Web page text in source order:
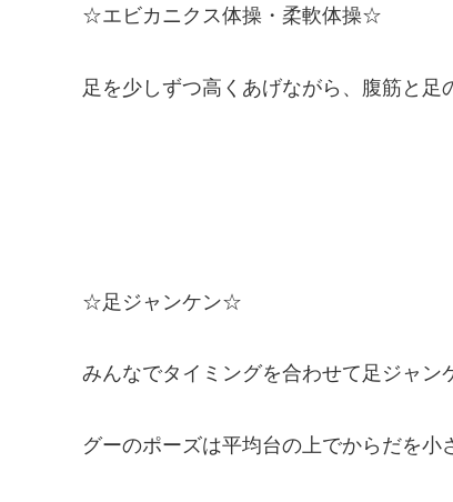
☆エビカニクス体操・柔軟体操☆
足を少しずつ高くあげながら、腹筋と足
☆足ジャンケン☆
みんなでタイミングを合わせて足ジャン
グーのポーズは平均台の上でからだを小